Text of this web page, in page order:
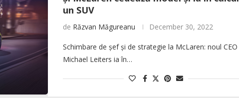
un SUV
de Răzvan Măgureanu December 30, 2022
Schimbare de șef și de strategie la McLaren: noul CEO
Michael Leiters ia în…